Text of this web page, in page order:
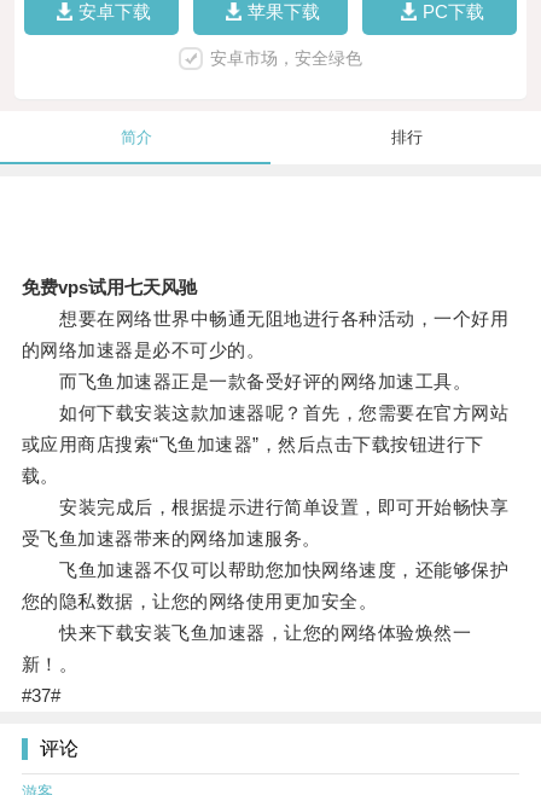
安卓下载 苹果下载 PC下载
安卓市场，安全绿色
简介 排行
免费vps试用七天风驰
想要在网络世界中畅通无阻地进行各种活动，一个好用
的网络加速器是必不可少的。
而飞鱼加速器正是一款备受好评的网络加速工具。
如何下载安装这款加速器呢？首先，您需要在官方网站
或应用商店搜索“飞鱼加速器”，然后点击下载按钮进行下
载。
安装完成后，根据提示进行简单设置，即可开始畅快享
受飞鱼加速器带来的网络加速服务。
飞鱼加速器不仅可以帮助您加快网络速度，还能够保护
您的隐私数据，让您的网络使用更加安全。
快来下载安装飞鱼加速器，让您的网络体验焕然一
新！。
#37#
评论